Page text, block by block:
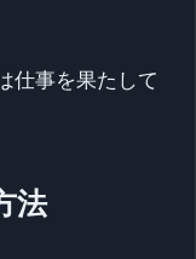
仕事を果たして
法